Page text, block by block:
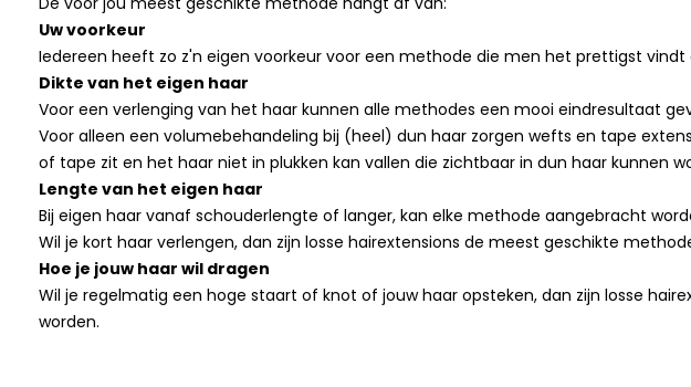
Uw voorkeur
Iedereen heeft zo z'n eigen voorkeur voor een methode die men het prettigst vindt
Dikte van het eigen haar
Voor een verlenging van het haar kunnen alle methodes een mooi eindresultaat
Voor alleen een volumebehandeling bij (heel) dun haar zorgen wefts en tape
of tape zit en het haar niet in plukken kan vallen die zichtbaar in dun haar kunnen
Lengte van het eigen haar
Bij eigen haar vanaf schouderlengte of langer, kan elke methode aangebracht
Wil je kort haar verlengen, dan zijn losse hairextensions de meest geschikte
Hoe je jouw haar wil dragen
Wil je regelmatig een hoge staart of knot of jouw haar opsteken, dan zijn losse
worden.